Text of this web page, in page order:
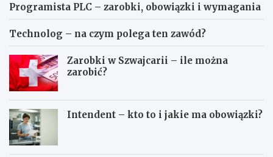
Programista PLC – zarobki, obowiązki i wymagania
Technolog – na czym polega ten zawód?
Zarobki w Szwajcarii – ile można
zarobić?
Intendent – kto to i jakie ma obowiązki?